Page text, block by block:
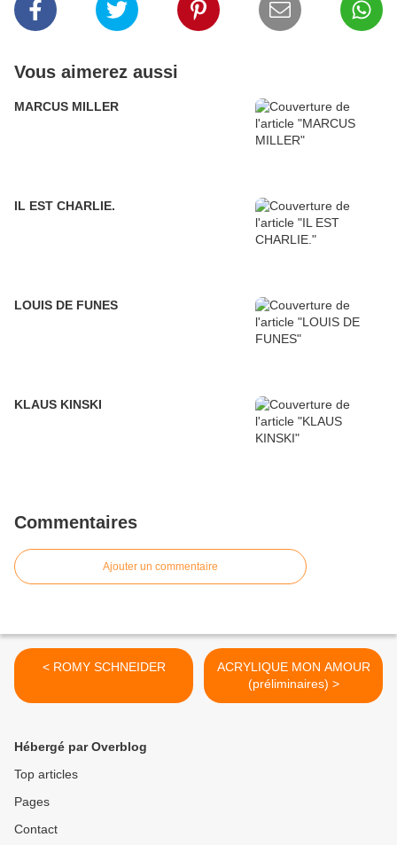
Vous aimerez aussi
MARCUS MILLER
IL EST CHARLIE.
LOUIS DE FUNES
KLAUS KINSKI
Commentaires
Ajouter un commentaire
< ROMY SCHNEIDER
ACRYLIQUE MON AMOUR
(préliminaires) >
Hébergé par Overblog
Top articles
Pages
Contact